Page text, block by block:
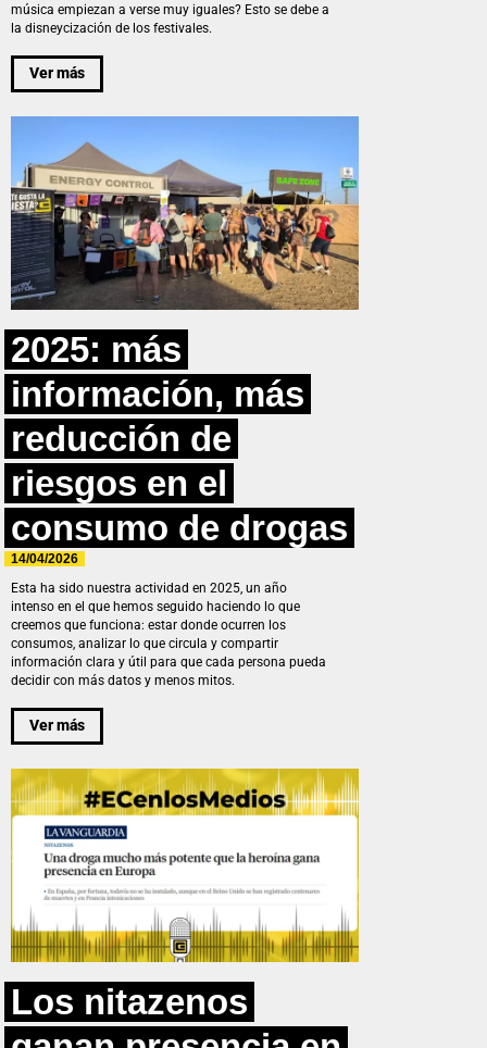
música empiezan a verse muy iguales? Esto se debe a
la disneycización de los festivales.
Ver más
2025: más
información, más
reducción de
riesgos en el
consumo de drogas
14/04/2026
Esta ha sido nuestra actividad en 2025, un año
intenso en el que hemos seguido haciendo lo que
creemos que funciona: estar donde ocurren los
consumos, analizar lo que circula y compartir
información clara y útil para que cada persona pueda
decidir con más datos y menos mitos.
Ver más
Los nitazenos